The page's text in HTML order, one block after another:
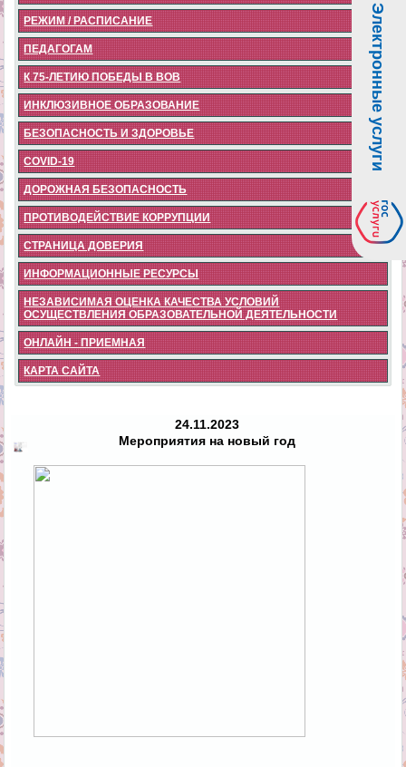
РЕЖИМ / РАСПИСАНИЕ
ПЕДАГОГАМ
К 75-ЛЕТИЮ ПОБЕДЫ В ВОВ
ИНКЛЮЗИВНОЕ ОБРАЗОВАНИЕ
БЕЗОПАСНОСТЬ И ЗДОРОВЬЕ
COVID-19
ДОРОЖНАЯ БЕЗОПАСНОСТЬ
ПРОТИВОДЕЙСТВИЕ КОРРУПЦИИ
СТРАНИЦА ДОВЕРИЯ
ИНФОРМАЦИОННЫЕ РЕСУРСЫ
НЕЗАВИСИМАЯ ОЦЕНКА КАЧЕСТВА УСЛОВИЙ
ОСУЩЕСТВЛЕНИЯ ОБРАЗОВАТЕЛЬНОЙ ДЕЯТЕЛЬНОСТИ
ОНЛАЙН - ПРИЕМНАЯ
КАРТА САЙТА
24.11.2023
Мероприятия на новый год
Электронные услуги